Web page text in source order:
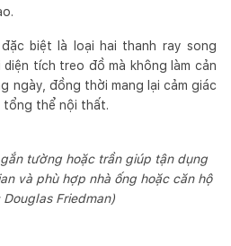
biệt là loại hai thanh ray song
tích treo đồ mà không làm cản
ngày, đồng thời mang lại cảm giác
tổng thể nội thất.
tường hoặc trần giúp tận dụng
và phù hợp nhà ống hoặc căn hộ
Douglas Friedman)